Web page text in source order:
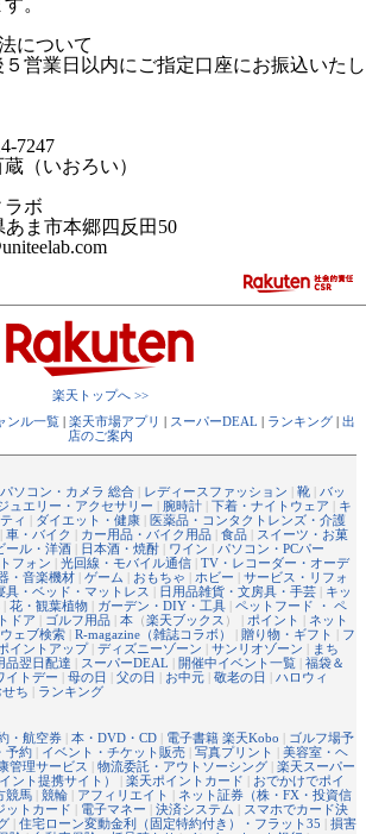
。
について
営業日以内にご指定口座にお振込いたし
7247
いおろい）
ボ
ま市本郷四反田50
楽天トップへ >>
ンル一覧 楽天市場アプリ スーパーDEAL ランキング
出
店のご案内
ソコン・カメラ 総合 レディースファッション 靴
バッ
ュエリー・アクセサリー 腕時計 下着・ナイトウェア
キ
ィ
ダイエット・健康
医薬品・コンタクトレンズ・介護
車・バイク カー用品・バイク用品 食品
スイーツ・お菓
ール・洋酒 日本酒・焼酎 ワイン
パソコン・PCパー
フォン 光回線・モバイル通信
TV・レコーダー・オーデ
・音楽機材 ゲーム おもちゃ ホビー
サービス・リフォ
具・ベッド・マットレス 日用品雑貨・文房具・手芸
キッ
花・観葉植物 ガーデン・DIY・工具
ペットフード ・ ペ
ドア ゴルフ用品 本 （楽天ブックス ） | ポイント
ネット
ェブ検索 R-magazine（雑誌コラボ） 贈り物・ギフト
フ
イントアップ ディズニーゾーン サンリオゾーン
まち
品翌日配達 スーパーDEAL 開催中イベント一覧
福袋＆
イトデー 母の日 父の日 お中元 敬老の日
ハロウィ
せち ランキング
・航空券 本・DVD・CD 電子書籍 楽天Kobo
ゴルフ場予
予約 イベント・チケット販売 写真プリント
美容室・ヘ
管理サービス 物流委託・アウトソーシング
楽天スーパー
ント提携サイト） 楽天ポイントカード
おでかけでポイ
競馬 競輪 アフィリエイト
ネット証券（株・FX・投資信
ットカード 電子マネー 決済システム
スマホでカード決
住宅ローン変動金利（固定特約付き）・フラット35
損害